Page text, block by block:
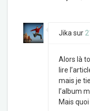
Jika sur
Alors là
lire
mais je
l’album
Mais quoi